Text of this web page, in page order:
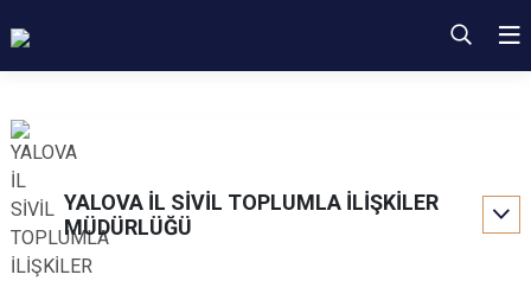
YALOVA İL SİVİL TOPLUMLA İLİŞKİLER
MÜDÜRLÜĞÜ